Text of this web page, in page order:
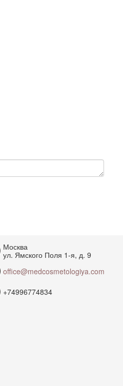
Москва
ул. Ямского Поля 1-я, д. 9
office@medcosmetologiya.com
+74996774834